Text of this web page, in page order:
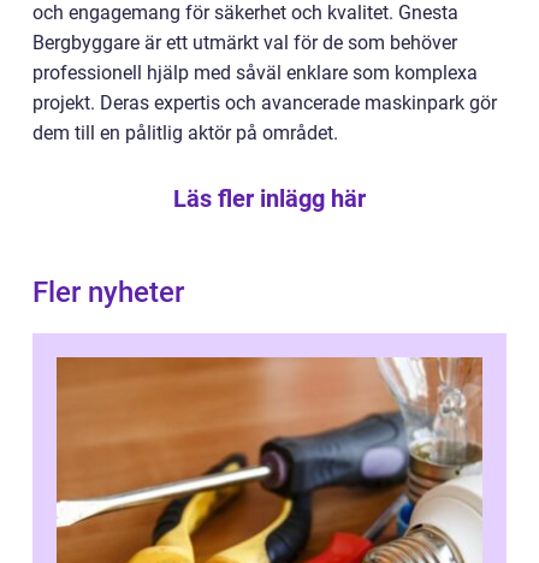
och engagemang för säkerhet och kvalitet. Gnesta
Bergbyggare är ett utmärkt val för de som behöver
professionell hjälp med såväl enklare som komplexa
projekt. Deras expertis och avancerade maskinpark gör
dem till en pålitlig aktör på området.
Läs fler inlägg här
Fler nyheter